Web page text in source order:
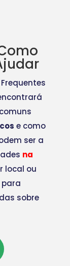
e como
ser a
na
local ou
sobre